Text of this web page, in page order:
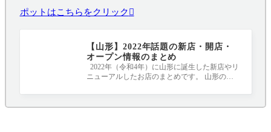
ポットはこちらをクリック
【山形】2022年話題の新店・開店・
オープン情報のまとめ
2022年（令和4年）に山形に誕生した新店やリ
ニューアルしたお店のまとめです。 山形のニ